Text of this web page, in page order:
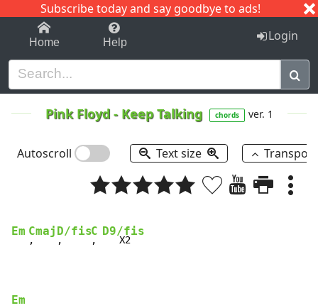
Subscribe today and say goodbye to ads!
1-9 C I J
Home Help Login
Pink Floyd- Keep Talking chords ver. 1
Autoscroll Text size
Em Cmaj
,
D/fis
,
C
,
D9/fis
   X2
Em